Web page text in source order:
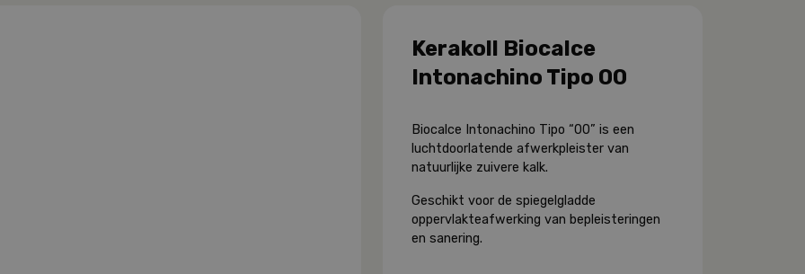
Kerakoll Biocalce
Intonachino Tipo 00
Biocalce Intonachino Tipo “00” is een
luchtdoorlatende afwerkpleister van
natuurlijke zuivere kalk.
Geschikt voor de spiegelgladde
oppervlakteafwerking van bepleisteringen
en sanering.